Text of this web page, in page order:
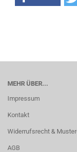
MEHR ÜBER...
Impressum
Kontakt
Widerrufsrecht &
AGB